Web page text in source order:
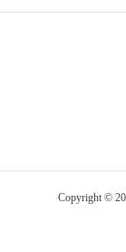
Copyright ©